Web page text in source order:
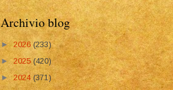
Archivio blog
► 2026(233)
►2025(420)
►2024 (371)